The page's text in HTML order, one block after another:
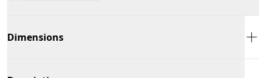
Dimensions